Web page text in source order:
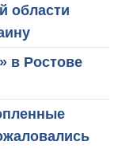
области
в Ростове